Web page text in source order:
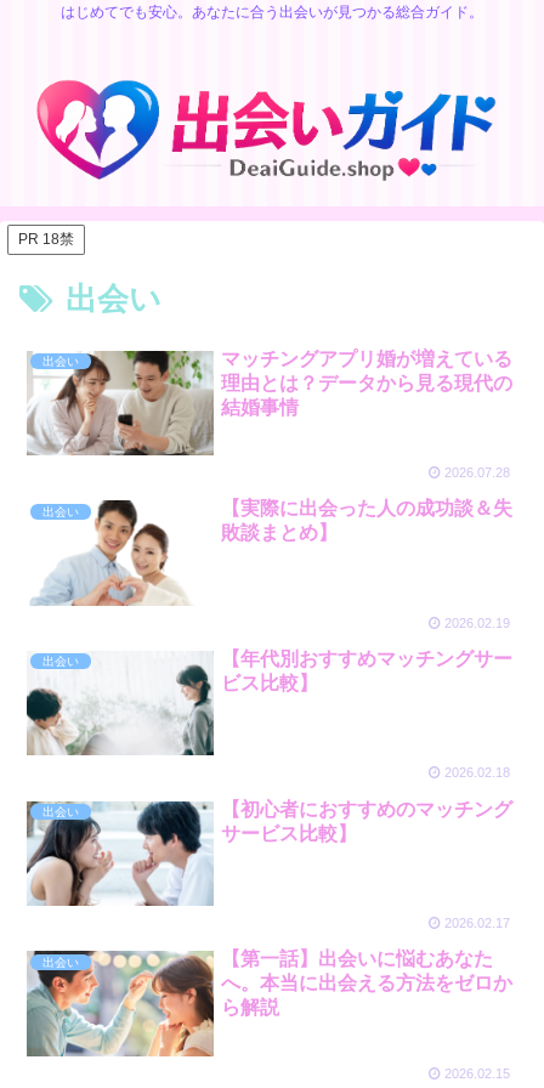
はじめてでも安心。あなたに合う出会いが見つかる総合ガイド。
PR 18禁
出会い
出会い
マッチングアプリ婚が増えている
理由とは？データから見る現代の
結婚事情
2026.07.28
出会い
【実際に出会った人の成功談＆失
敗談まとめ】
2026.02.19
出会い
【年代別おすすめマッチングサー
ビス比較】
2026.02.18
出会い
【初心者におすすめのマッチング
サービス比較】
2026.02.17
出会い
【第一話】出会いに悩むあなた
へ。本当に出会える方法をゼロか
ら解説
2026.02.15